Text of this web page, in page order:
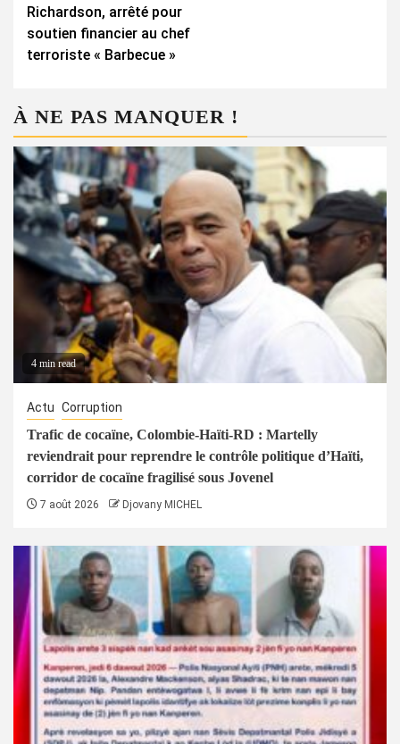
Richardson, arrêté pour
soutien financier au chef
terroriste « Barbecue »
À NE PAS MANQUER !
4 min read
Actu Corruption
Trafic de cocaïne, Colombie-Haïti-RD : Martelly
reviendrait pour reprendre le contrôle politique d’Haïti,
corridor de cocaïne fragilisé sous Jovenel
7 août 2026 Djovany MICHEL